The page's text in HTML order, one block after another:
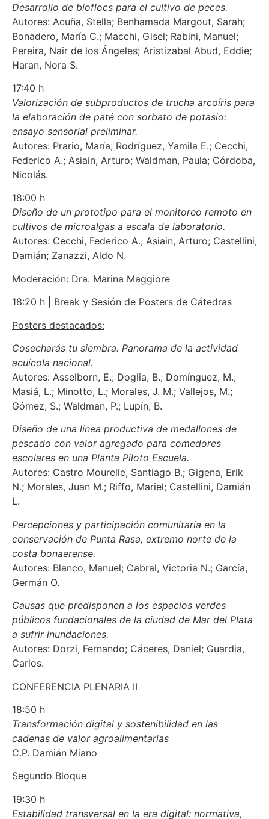
Desarrollo de bioflocs para el cultivo de peces.
Autores: Acuña, Stella; Benhamada Margout, Sarah;
Bonadero, María C.; Macchi, Gisel; Rabini, Manuel;
Pereira, Nair de los Ángeles; Aristizabal Abud, Eddie;
Haran, Nora S.
17:40 h
Valorización de subproductos de trucha arcoíris para
la elaboración de paté con sorbato de potasio:
ensayo sensorial preliminar.
Autores: Prario, María; Rodríguez, Yamila E.; Cecchi,
Federico A.; Asiain, Arturo; Waldman, Paula; Córdoba,
Nicolás.
18:00 h
Diseño de un prototipo para el monitoreo remoto en
cultivos de microalgas a escala de laboratorio.
Autores: Cecchi, Federico A.; Asiain, Arturo; Castellini,
Damián; Zanazzi, Aldo N.
Moderación: Dra. Marina Maggiore
18:20 h | Break y Sesión de Posters de Cátedras
Posters destacados:
Cosecharás tu siembra. Panorama de la actividad
acuícola nacional.
Autores: Asselborn, E.; Doglia, B.; Domínguez, M.;
Masiá, L.; Minotto, L.; Morales, J. M.; Vallejos, M.;
Gómez, S.; Waldman, P.; Lupín, B.
Diseño de una línea productiva de medallones de
pescado con valor agregado para comedores
escolares en una Planta Piloto Escuela.
Autores: Castro Mourelle, Santiago B.; Gigena, Erik
N.; Morales, Juan M.; Riffo, Mariel; Castellini, Damián
L.
Percepciones y participación comunitaria en la
conservación de Punta Rasa, extremo norte de la
costa bonaerense.
Autores: Blanco, Manuel; Cabral, Victoria N.; García,
Germán O.
Causas que predisponen a los espacios verdes
públicos fundacionales de la ciudad de Mar del Plata
a sufrir inundaciones.
Autores: Dorzi, Fernando; Cáceres, Daniel; Guardia,
Carlos.
CONFERENCIA PLENARIA II
18:50 h
Transformación digital y sostenibilidad en las
cadenas de valor agroalimentarias
C.P. Damián Miano
Segundo Bloque
19:30 h
Estabilidad transversal en la era digital: normativa,